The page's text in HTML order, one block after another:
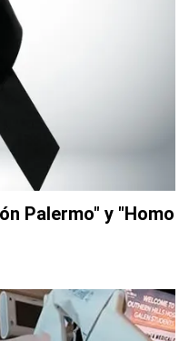
Palermo" y "Homo